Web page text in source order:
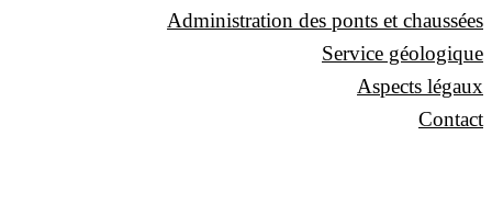
Administration des ponts et chaussées
Service géologique
Aspects légaux
Contact